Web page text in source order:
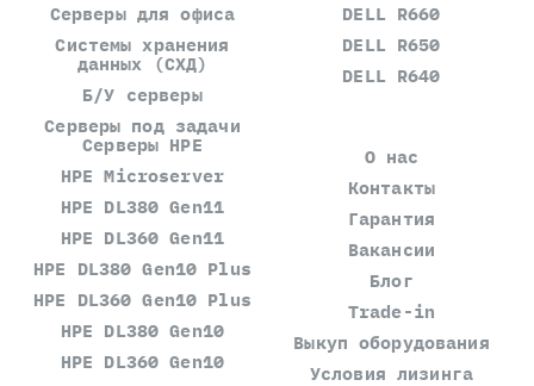
Серверы для офиса
Системы хранения
данных (СХД)
Б/У серверы
Серверы под задачи
DELL R660
DELL R650
DELL R640
Серверы HPE
HPE Microserver
HPE DL380 Gen11
HPE DL360 Gen11
HPE DL380 Gen10 Plus
HPE DL360 Gen10 Plus
HPE DL380 Gen10
HPE DL360 Gen10
О нас
Контакты
Гарантия
Вакансии
Блог
Trade-in
Выкуп оборудования
Условия лизинга